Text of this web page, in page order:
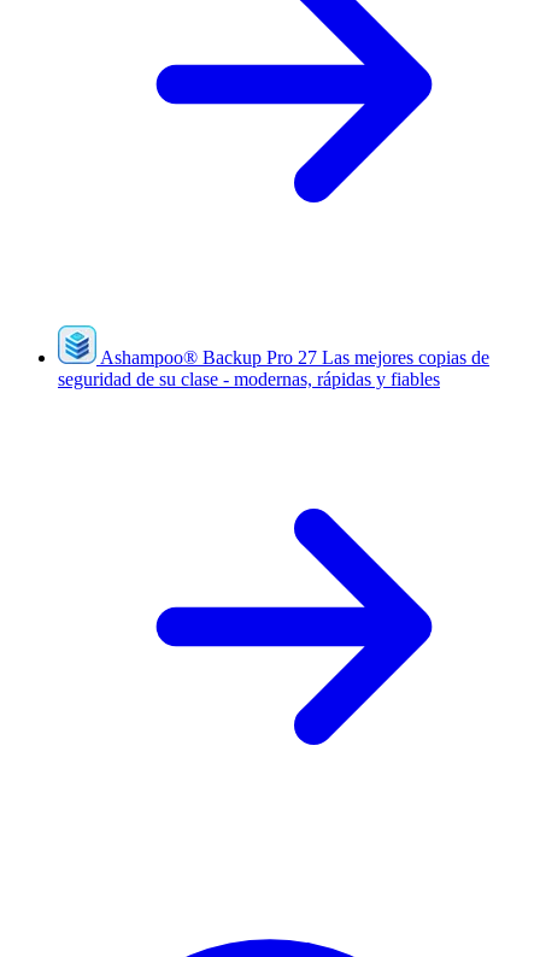
Ashampoo® Backup Pro 27 Las mejores copias de
seguridad de su clase - modernas, rápidas y fiables